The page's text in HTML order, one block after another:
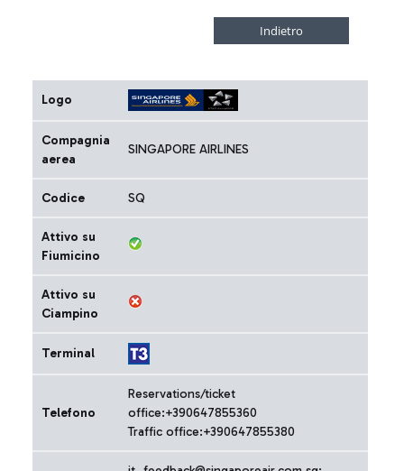
Logo
Compagnia
aerea
SINGAPORE AIRLINES
Codice SQ
Attivo su
Fiumicino
Attivo su
Ciampino
Terminal
Telefono
Reservations/ticket
office:+390647855360
Traffic office:+390647855380